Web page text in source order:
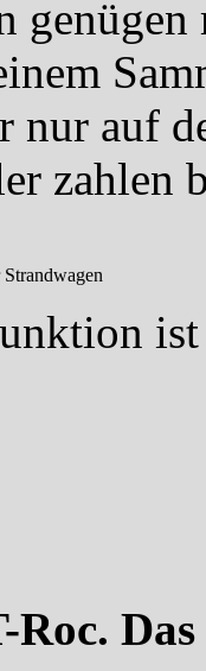
nur auf
zahlen
ist
Roc.